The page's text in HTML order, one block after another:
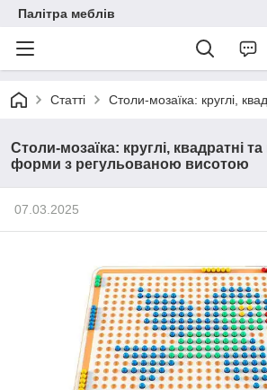
Палітра меблів
Статті Столи-мозаїка: круглі,
Столи-мозаїка: круглі, квадратні
форми з регульованою висотою
07.03.2025